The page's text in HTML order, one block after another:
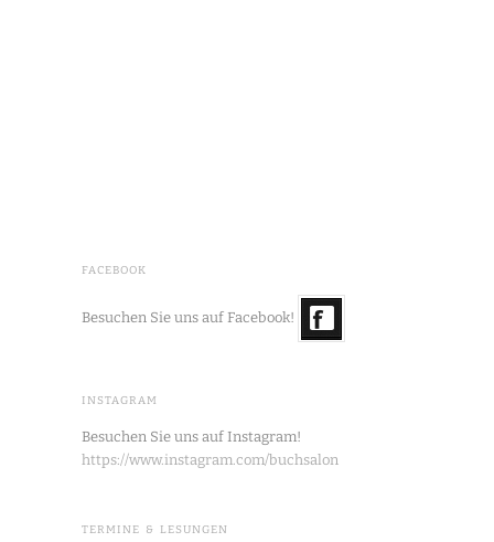
FACEBOOK
Besuchen Sie uns auf Facebook!
INSTAGRAM
Besuchen Sie uns auf Instagram!
https://www.instagram.com/buchsalon
TERMINE & LESUNGEN